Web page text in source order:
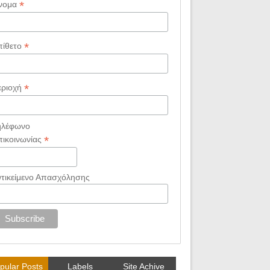
*
*
*
*
Απασχόλησης
Posts Labels Site Achive